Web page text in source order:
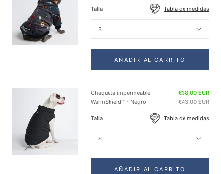
Talla Tabla de medidas
S
AÑADIR AL CARRITO
Chaqueta impermeable
WarmShield™ - Negro
€38,00 EUR
€43,00 EUR
Talla Tabla de medidas
S
AÑADIR AL CARRITO